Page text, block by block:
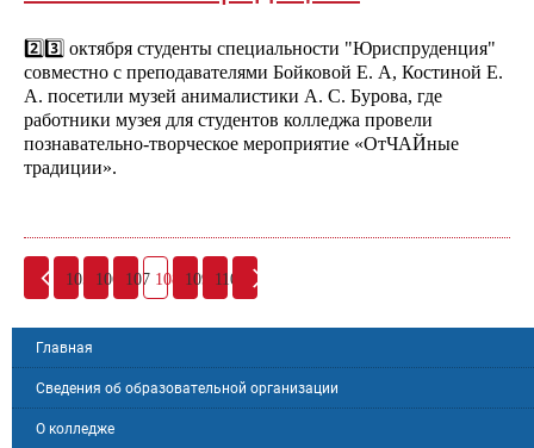
2️⃣3️⃣ октября студенты специальности "Юриспруденция"
совместно с преподавателями Бойковой Е. А, Костиной Е.
А. посетили музей анималистики А. С. Бурова, где
работники музея для студентов колледжа провели
познавательно-творческое мероприятие «ОтЧАЙные
традиции».
105 106 107 108 109 110
Главная
Сведения об образовательной организации
О колледже